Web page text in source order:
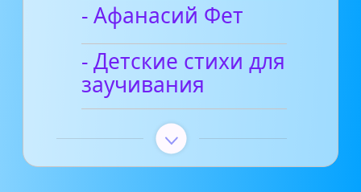
- Афанасий Фет
- Детские стихи для
заучивания